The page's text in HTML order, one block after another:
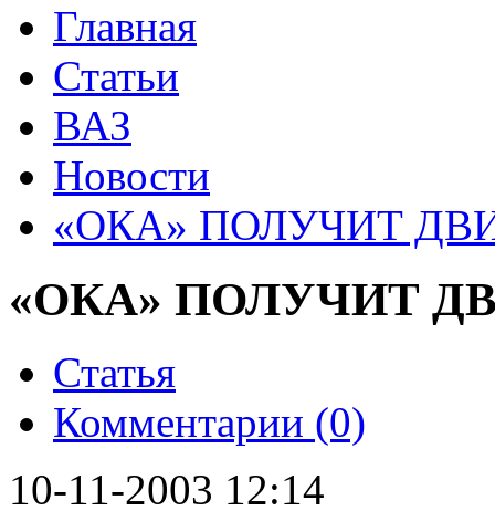
Главная
Статьи
ВАЗ
Новости
«ОКА» ПОЛУЧИТ
«ОКА» ПОЛУЧИТ
Статья
Комментарии (0)
10-11-2003 12:14